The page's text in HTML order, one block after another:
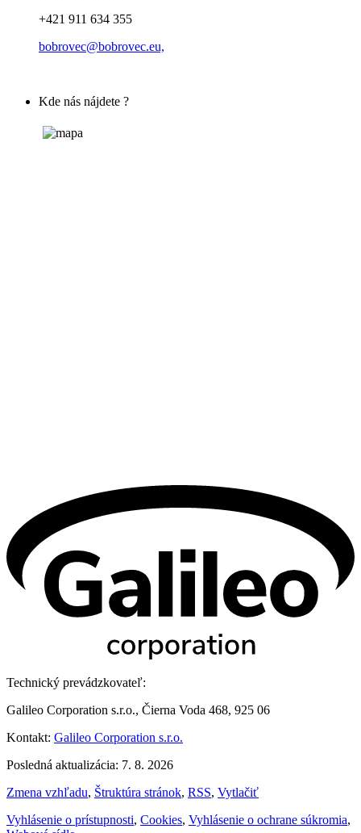
+421 911 634 355
bobrovec@bobrovec.eu,
Kde nás nájdete ?
Technický prevádzkovateľ:
Galileo Corporation s.r.o., Čierna Voda 468, 925 06
Kontakt: Galileo Corporation s.r.o.
Posledná aktualizácia: 7. 8. 2026
Zmena vzhľadu, Štruktúra stránok, RSS, Vytlačiť
Vyhlásenie o prístupnosti, Cookies, Vyhlásenie o ochrane súkromia,